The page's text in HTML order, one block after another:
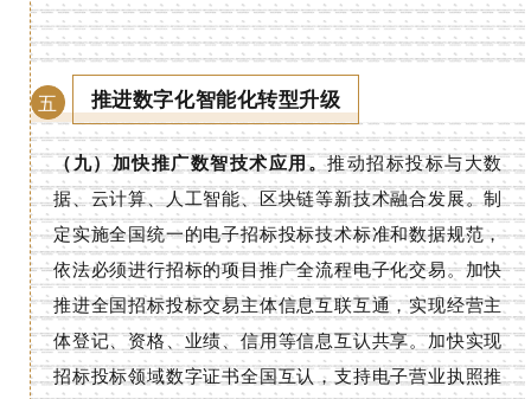
五 推进数字化智能化转型升级
（九）加快推广数智技术应用。推动招标投标与大数
据、云计算、人工智能、区块链等新技术融合发展。制
定实施全国统一的电子招标投标技术标准和数据规范，
依法必须进行招标的项目推广全流程电子化交易。加快
推进全国招标投标交易主体信息互联互通，实现经营主
体登记、资格、业绩、信用等信息互认共享。加快实现
招标投标领域数字证书全国互认，支持电子营业执照推